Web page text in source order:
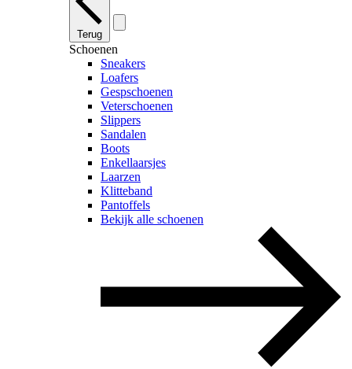
Terug
Schoenen
Sneakers
Loafers
Gespschoenen
Veterschoenen
Slippers
Sandalen
Boots
Enkellaarsjes
Laarzen
Klitteband
Pantoffels
Bekijk alle schoenen